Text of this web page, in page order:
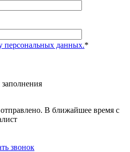
персональных данных.*
В ближайшее время с
звонок